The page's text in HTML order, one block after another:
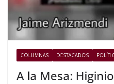
COLUMNAS DESTACADOS
A la Mesa: